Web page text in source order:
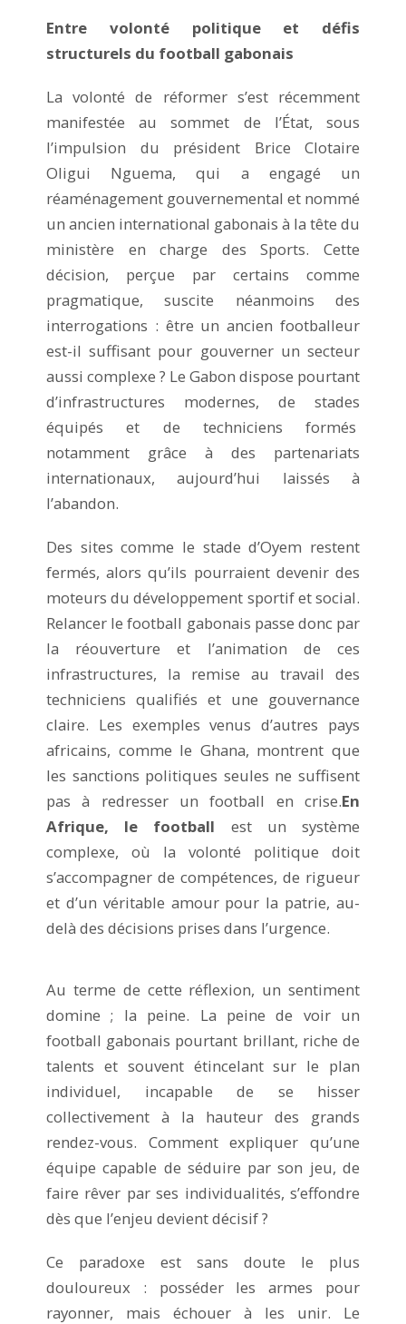
Entre volonté politique et défis
structurels du football gabonais
La volonté de réformer s’est récemment
manifestée au sommet de l’État, sous
l’impulsion du président Brice Clotaire
Oligui Nguema, qui a engagé un
réaménagement gouvernemental et nommé
un ancien international gabonais à la tête du
ministère en charge des Sports. Cette
décision, perçue par certains comme
pragmatique, suscite néanmoins des
interrogations : être un ancien footballeur
est-il suffisant pour gouverner un secteur
aussi complexe ? Le Gabon dispose pourtant
d’infrastructures modernes, de stades
équipés et de techniciens formés
notamment grâce à des partenariats
internationaux, aujourd’hui laissés à
l’abandon.
Des sites comme le stade d’Oyem restent
fermés, alors qu’ils pourraient devenir des
moteurs du développement sportif et social.
Relancer le football gabonais passe donc par
la réouverture et l’animation de ces
infrastructures, la remise au travail des
techniciens qualifiés et une gouvernance
claire. Les exemples venus d’autres pays
africains, comme le Ghana, montrent que
les sanctions politiques seules ne suffisent
pas à redresser un football en crise.En
Afrique, le football est un système
complexe, où la volonté politique doit
s’accompagner de compétences, de rigueur
et d’un véritable amour pour la patrie, au-
delà des décisions prises dans l’urgence.
Au terme de cette réflexion, un sentiment
domine ; la peine. La peine de voir un
football gabonais pourtant brillant, riche de
talents et souvent étincelant sur le plan
individuel, incapable de se hisser
collectivement à la hauteur des grands
rendez-vous. Comment expliquer qu’une
équipe capable de séduire par son jeu, de
faire rêver par ses individualités, s’effondre
dès que l’enjeu devient décisif ?
Ce paradoxe est sans doute le plus
douloureux : posséder les armes pour
rayonner, mais échouer à les unir. Le